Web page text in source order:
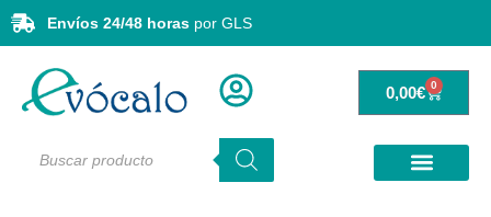
Envíos 24/48 horaspor GLS
0,00€ 0